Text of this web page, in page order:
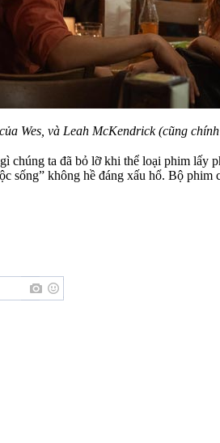
Wes, và Leah McKendrick (cũng
chúng ta đã bỏ lỡ khi thể loại phim lấy
sống” không hề đáng xấu hổ. Bộ